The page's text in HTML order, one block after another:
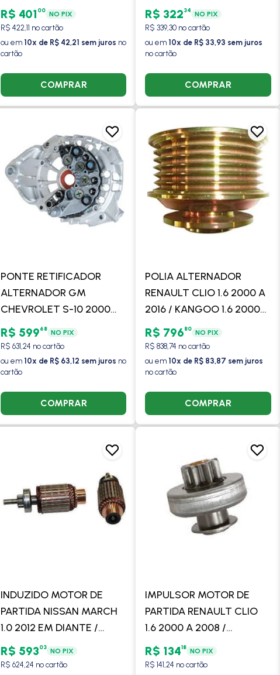
/DUSTER OROCH 2015 EM
DIANTE /SANDERO 2.0
2017 EM DIANTE
/COM/SEM AR - VALEO
R$ 401 00 NO PIX
R$ 422,11 no cartão
ou em 10x de R$ 42,21 sem juros no
cartão
COMPRAR
2014 A 2016 COM AR -
VALEO
R$ 32234 NO PIX
R$ 339,30 no cartão
ou em 10x de R$ 33,93 sem juros
no cartão
COMPRAR
PONTE RETIFICADOR
ALTERNADOR GM
CHEVROLET S-10 2000
EM DIANTE / CORSA 1994
A 2012 / BLAZER 2000 A
2012 / COM/SEM AR -
VALEO
R$ 59968 NO PIX
R$ 631,24 no cartão
ou em 10x de R$ 63,12 sem juros no
cartão
COMPRAR
POLIA ALTERNADOR
RENAULT CLIO 1.6 2000 A
2016 / KANGOO 1.6 2000
EM DIANTE / LOGAN 1.6
2007 A 2013 / COM/SEM
AR - VALEO
R$ 79680 NO PIX
R$ 838,74 no cartão
ou em 10x de R$ 83,87 sem juros
no cartão
COMPRAR
INDUZIDO MOTOR DE
PARTIDA NISSAN MARCH
1.0 2012 EM DIANTE /
RENAULT CLIO 1.0 1999 A
2016 / COM/SEM AR -
R$ 59303 NO PIX
R$ 624,24 no cartão
IMPULSOR MOTOR DE
PARTIDA RENAULT CLIO
1.6 2000 A 2008 /
KANGOO 1.6 2000 EM
DIANTE / MEGANE 1.6 2001
R$ 13418 NO PIX
R$ 141,24 no cartão